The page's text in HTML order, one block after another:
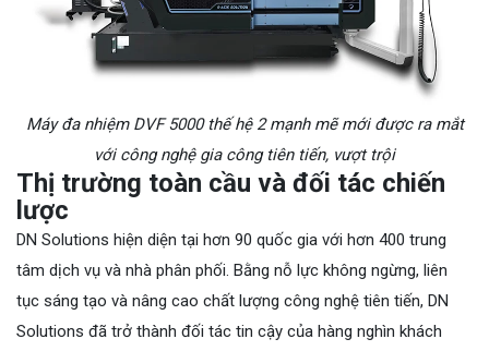
Máy đa nhiệm DVF 5000 thế hệ 2 mạnh mẽ mới được ra mắt
với công nghệ gia công tiên tiến, vượt trội
Thị trường toàn cầu và đối tác chiến
lược
DN Solutions hiện diện tại hơn 90 quốc gia với hơn 400 trung
tâm dịch vụ và nhà phân phối. Bằng nỗ lực không ngừng, liên
tục sáng tạo và nâng cao chất lượng công nghệ tiên tiến, DN
Solutions đã trở thành đối tác tin cậy của hàng nghìn khách